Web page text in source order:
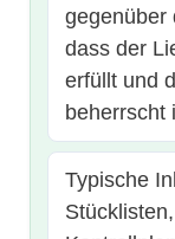
gegenüber
dass der
erfüllt und
beherrscht
Typische